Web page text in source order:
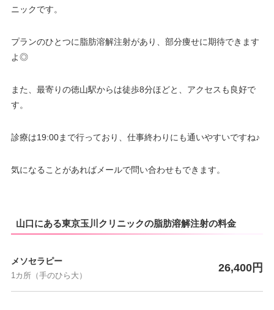
ニックです。
プランのひとつに脂肪溶解注射があり、部分痩せに期待できます
よ◎
また、最寄りの徳山駅からは徒歩8分ほどと、アクセスも良好で
す。
診療は19:00まで行っており、仕事終わりにも通いやすいですね♪
気になることがあればメールで問い合わせもできます。
山口にある東京玉川クリニックの脂肪溶解注射の料金
メソセラピー
1カ所（手のひら大）
26,400円